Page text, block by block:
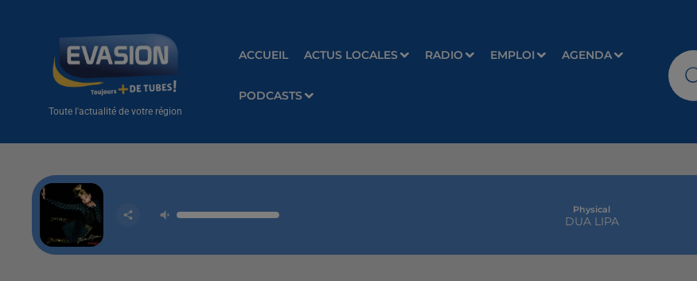
Toute l'actualité de votre région
ACCUEIL ACTUS LOCALES RADIO EMPLOI AGENDA
PODCASTS
Physical
DUA LIPA